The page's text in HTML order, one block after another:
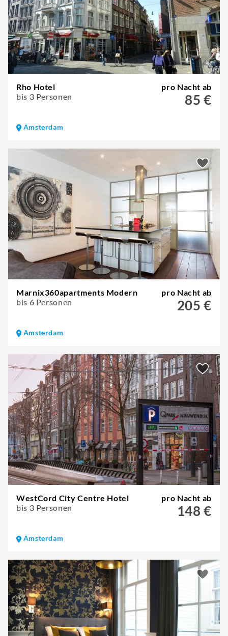
Rho Hotel
bis 3 Personen
pro Nacht ab
85 €
Amsterdam
Marnix360apartments Modern
bis 6 Personen
pro Nacht ab
205 €
Amsterdam
WestCord City Centre Hotel
bis 3 Personen
pro Nacht ab
148 €
Amsterdam